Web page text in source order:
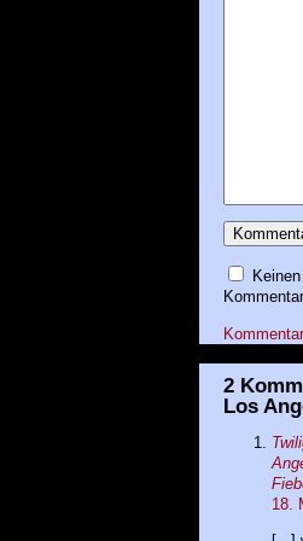
2
Los
18.